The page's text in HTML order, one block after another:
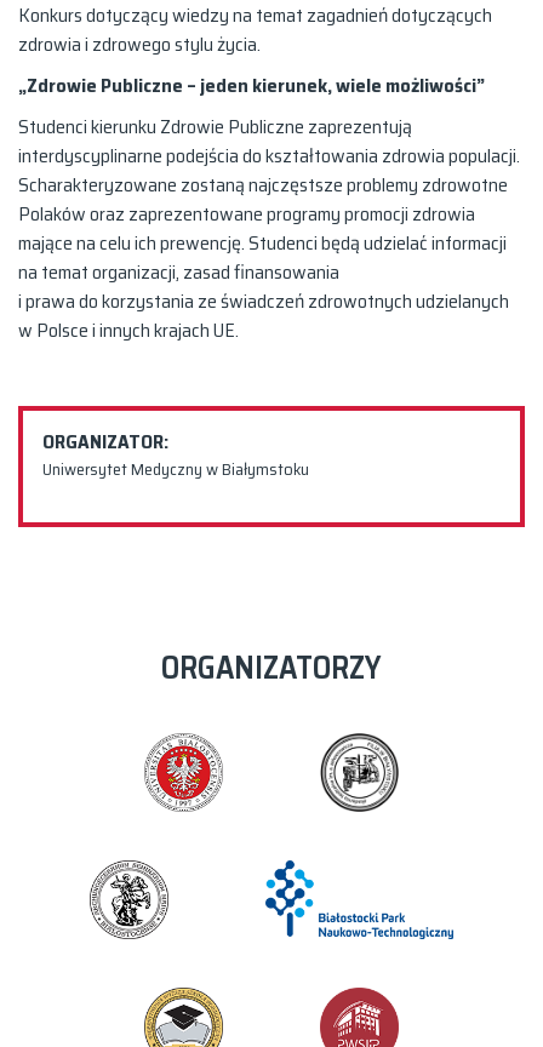
Konkurs dotyczący wiedzy na temat zagadnień dotyczących
zdrowia i zdrowego stylu życia.
„Zdrowie Publiczne – jeden kierunek, wiele możliwości”
Studenci kierunku Zdrowie Publiczne zaprezentują
interdyscyplinarne podejścia do kształtowania zdrowia populacji.
Scharakteryzowane zostaną najczęstsze problemy zdrowotne
Polaków oraz zaprezentowane programy promocji zdrowia
mające na celu ich prewencję. Studenci będą udzielać informacji
na temat organizacji, zasad finansowania
i prawa do korzystania ze świadczeń zdrowotnych udzielanych
w Polsce i innych krajach UE.
ORGANIZATOR:
Uniwersytet Medyczny w Białymstoku
ORGANIZATORZY